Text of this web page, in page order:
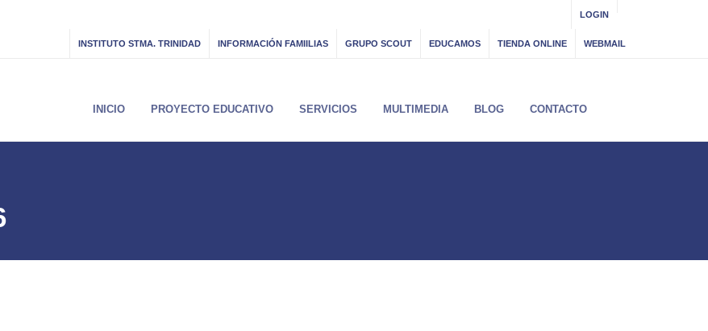
LOGIN
INSTITUTO STMA. TRINIDAD INFORMACIÓN FAMIILIAS GRUPO SCOUT EDUCAMOS TIENDA ONLINE WEBMAIL
INICIO PROYECTO EDUCATIVO SERVICIOS MULTIMEDIA BLOG CONTACTO